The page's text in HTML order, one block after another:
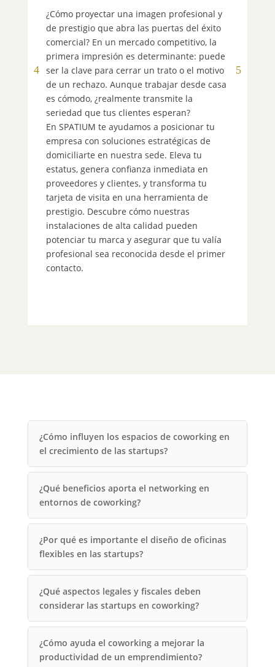
¿Cómo proyectar una imagen profesional y
de prestigio que abra las puertas del éxito
comercial? En un mercado competitivo, la
primera impresión es determinante: puede
ser la clave para cerrar un trato o el motivo
de un rechazo. Aunque trabajar desde casa
es cómodo, ¿realmente transmite la
seriedad que tus clientes esperan?
En SPATIUM te ayudamos a posicionar tu
empresa con soluciones estratégicas de
domiciliarte en nuestra sede. Eleva tu
estatus, genera confianza inmediata en
proveedores y clientes, y transforma tu
tarjeta de visita en una herramienta de
prestigio. Descubre cómo nuestras
instalaciones de alta calidad pueden
potenciar tu marca y asegurar que tu valía
profesional sea reconocida desde el primer
contacto.
¿Cómo influyen los espacios de coworking en
el crecimiento de las startups?
¿Qué beneficios aporta el networking en
entornos de coworking?
¿Por qué es importante el diseño de oficinas
flexibles en las startups?
¿Qué aspectos legales y fiscales deben
considerar las startups en coworking?
¿Cómo ayuda el coworking a mejorar la
productividad de un emprendimiento?